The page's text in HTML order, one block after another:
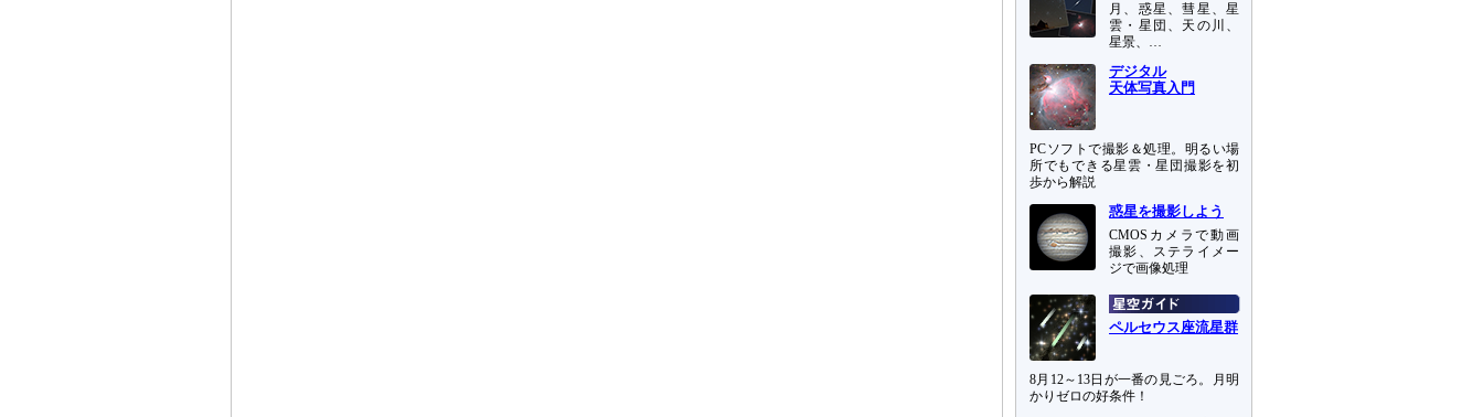
月、惑星、彗星、星
雲・星団、天の川、
星景、…
デジタル
天体写真入門
PCソフトで撮影＆処理。明るい場
所でもできる星雲・星団撮影を初
歩から解説
惑星を撮影しよう
CMOSカメラで動画
撮影、ステライメー
ジで画像処理
ペルセウス座流星群
8月12～13日が一番の見ごろ。月明
かりゼロの好条件！